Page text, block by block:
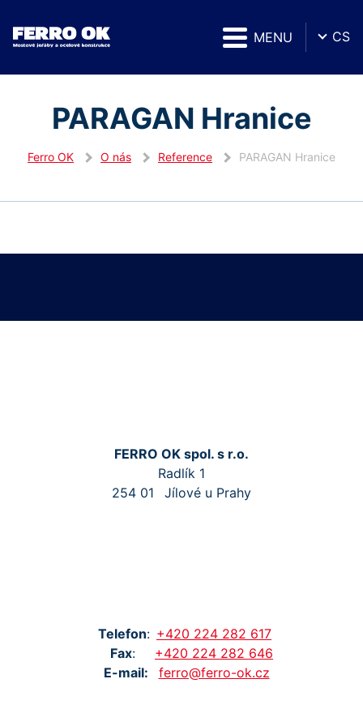
MENU CS
PARAGAN Hranice
Ferro OK O nás Reference PARAGAN Hranice
FERRO OK spol. s r.o.
Radlík 1
254 01
Jílové u Prahy
Telefon: +420 224 282 617
Fax: +420 224 282 646
E-mail:
ferro@ferro-ok.cz